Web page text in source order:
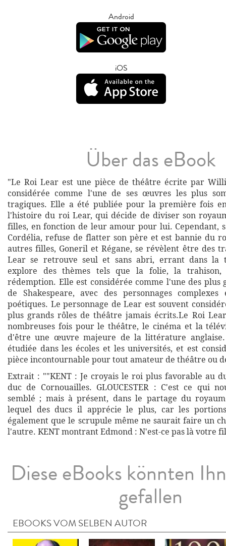
Android
iOS
Über das eBook
"Le Roi Lear est une pièce de théâtre écrite par
considérée comme l'une de ses œuvres les plus
tragiques. Elle a été publiée pour la première fois
l'histoire du roi Lear, qui décide de diviser son
filles, en fonction de leur amour pour lui. Cependant,
Cordélia, refuse de flatter son père et est bannie du
autres filles, Goneril et Régane, se révèlent être des
Lear se retrouve seul et sans abri, errant dans la
explore des thèmes tels que la folie, la
rédemption. Elle est considérée comme l'une des plus
de Shakespeare, avec des personnages
poétiques. Le personnage de Lear est souvent
plus grands rôles de théâtre jamais écrits.Le Roi
nombreuses fois pour le théâtre, le cinéma et la
d'être une œuvre majeure de la littérature
étudiée dans les écoles et les universités, et est
pièce incontournable pour tout amateur de théâtre ou
Extrait : ""KENT : Je croyais le roi plus favorable au
duc de Cornouailles. GLOUCESTER : C'est ce qui
semblé ; mais à présent, dans le partage du
lequel des ducs il apprécie le plus, car les
également que le scrupule même ne saurait faire un
l'autre. KENT montrant Edmond : N'est-ce pas là votre
Diese eBooks könnten
gefallen
EBOOKS VOM SELBEN AUTOR